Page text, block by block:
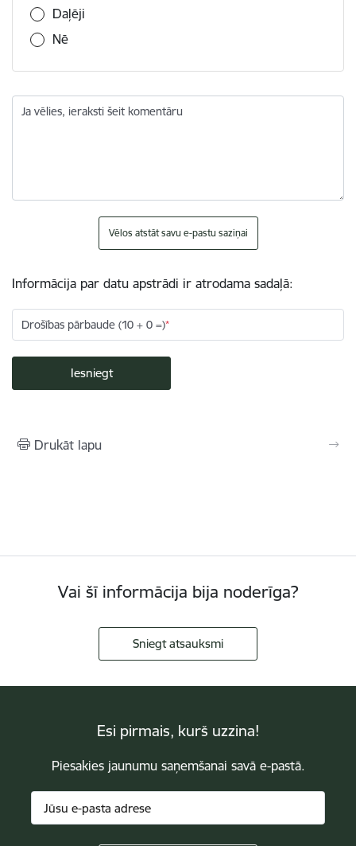
Daļēji
Nē
Ja vēlies, ieraksti šeit komentāru
Vēlos atstāt savu e-pastu saziņai
Informācija par datu apstrādi ir atrodama sadaļā:
Drošības pārbaude (10 + 0 =)
Drukāt lapu
Vai šī informācija bija noderīga?
Sniegt atsauksmi
Esi pirmais, kurš uzzina!
Piesakies jaunumu saņemšanai savā e-pastā.